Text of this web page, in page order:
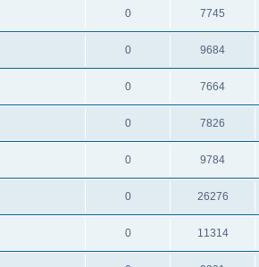
0 7745
0 9684
0 7664
0 7826
0 9784
0 26276
0 11314